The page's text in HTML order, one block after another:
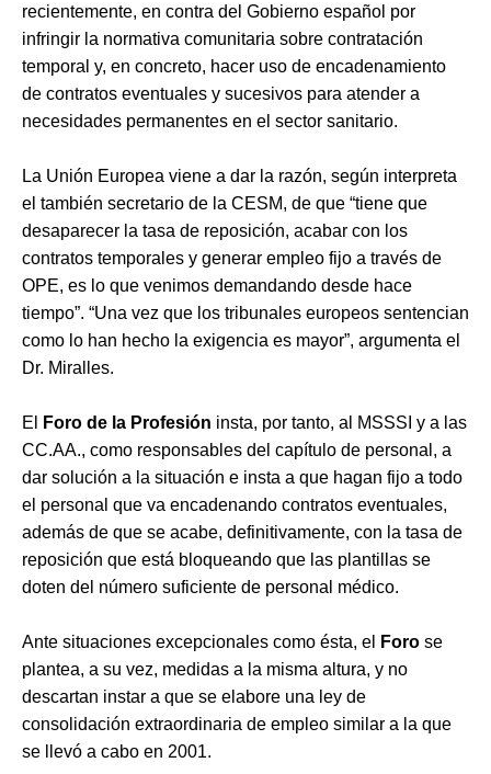
recientemente, en contra del Gobierno español por
infringir la normativa comunitaria sobre contratación
temporal y, en concreto, hacer uso de encadenamiento
de contratos eventuales y sucesivos para atender a
necesidades permanentes en el sector sanitario.
La Unión Europea viene a dar la razón, según interpreta
el también secretario de la CESM, de que “tiene que
desaparecer la tasa de reposición, acabar con los
contratos temporales y generar empleo fijo a través de
OPE, es lo que venimos demandando desde hace
tiempo”. “Una vez que los tribunales europeos sentencian
como lo han hecho la exigencia es mayor”, argumenta el
Dr. Miralles.
El Foro de la Profesión insta, por tanto, al MSSSI y a las
CC.AA., como responsables del capítulo de personal, a
dar solución a la situación e insta a que hagan fijo a todo
el personal que va encadenando contratos eventuales,
además de que se acabe, definitivamente, con la tasa de
reposición que está bloqueando que las plantillas se
doten del número suficiente de personal médico.
Ante situaciones excepcionales como ésta, el Foro se
plantea, a su vez, medidas a la misma altura, y no
descartan instar a que se elabore una ley de
consolidación extraordinaria de empleo similar a la que
se llevó a cabo en 2001.